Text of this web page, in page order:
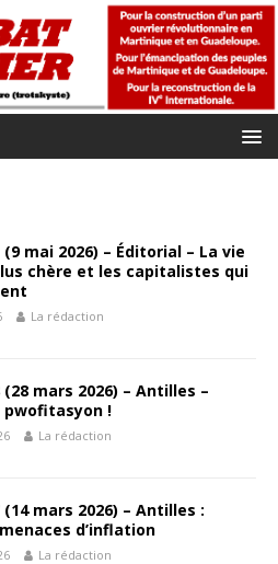
(9 mai 2026) – Éditorial – La vie
chère et les capitalistes qui
La rédaction
(28 mars 2026) – Antilles –
!
La rédaction
(14 mars 2026) – Antilles :
d’inflation
La rédaction